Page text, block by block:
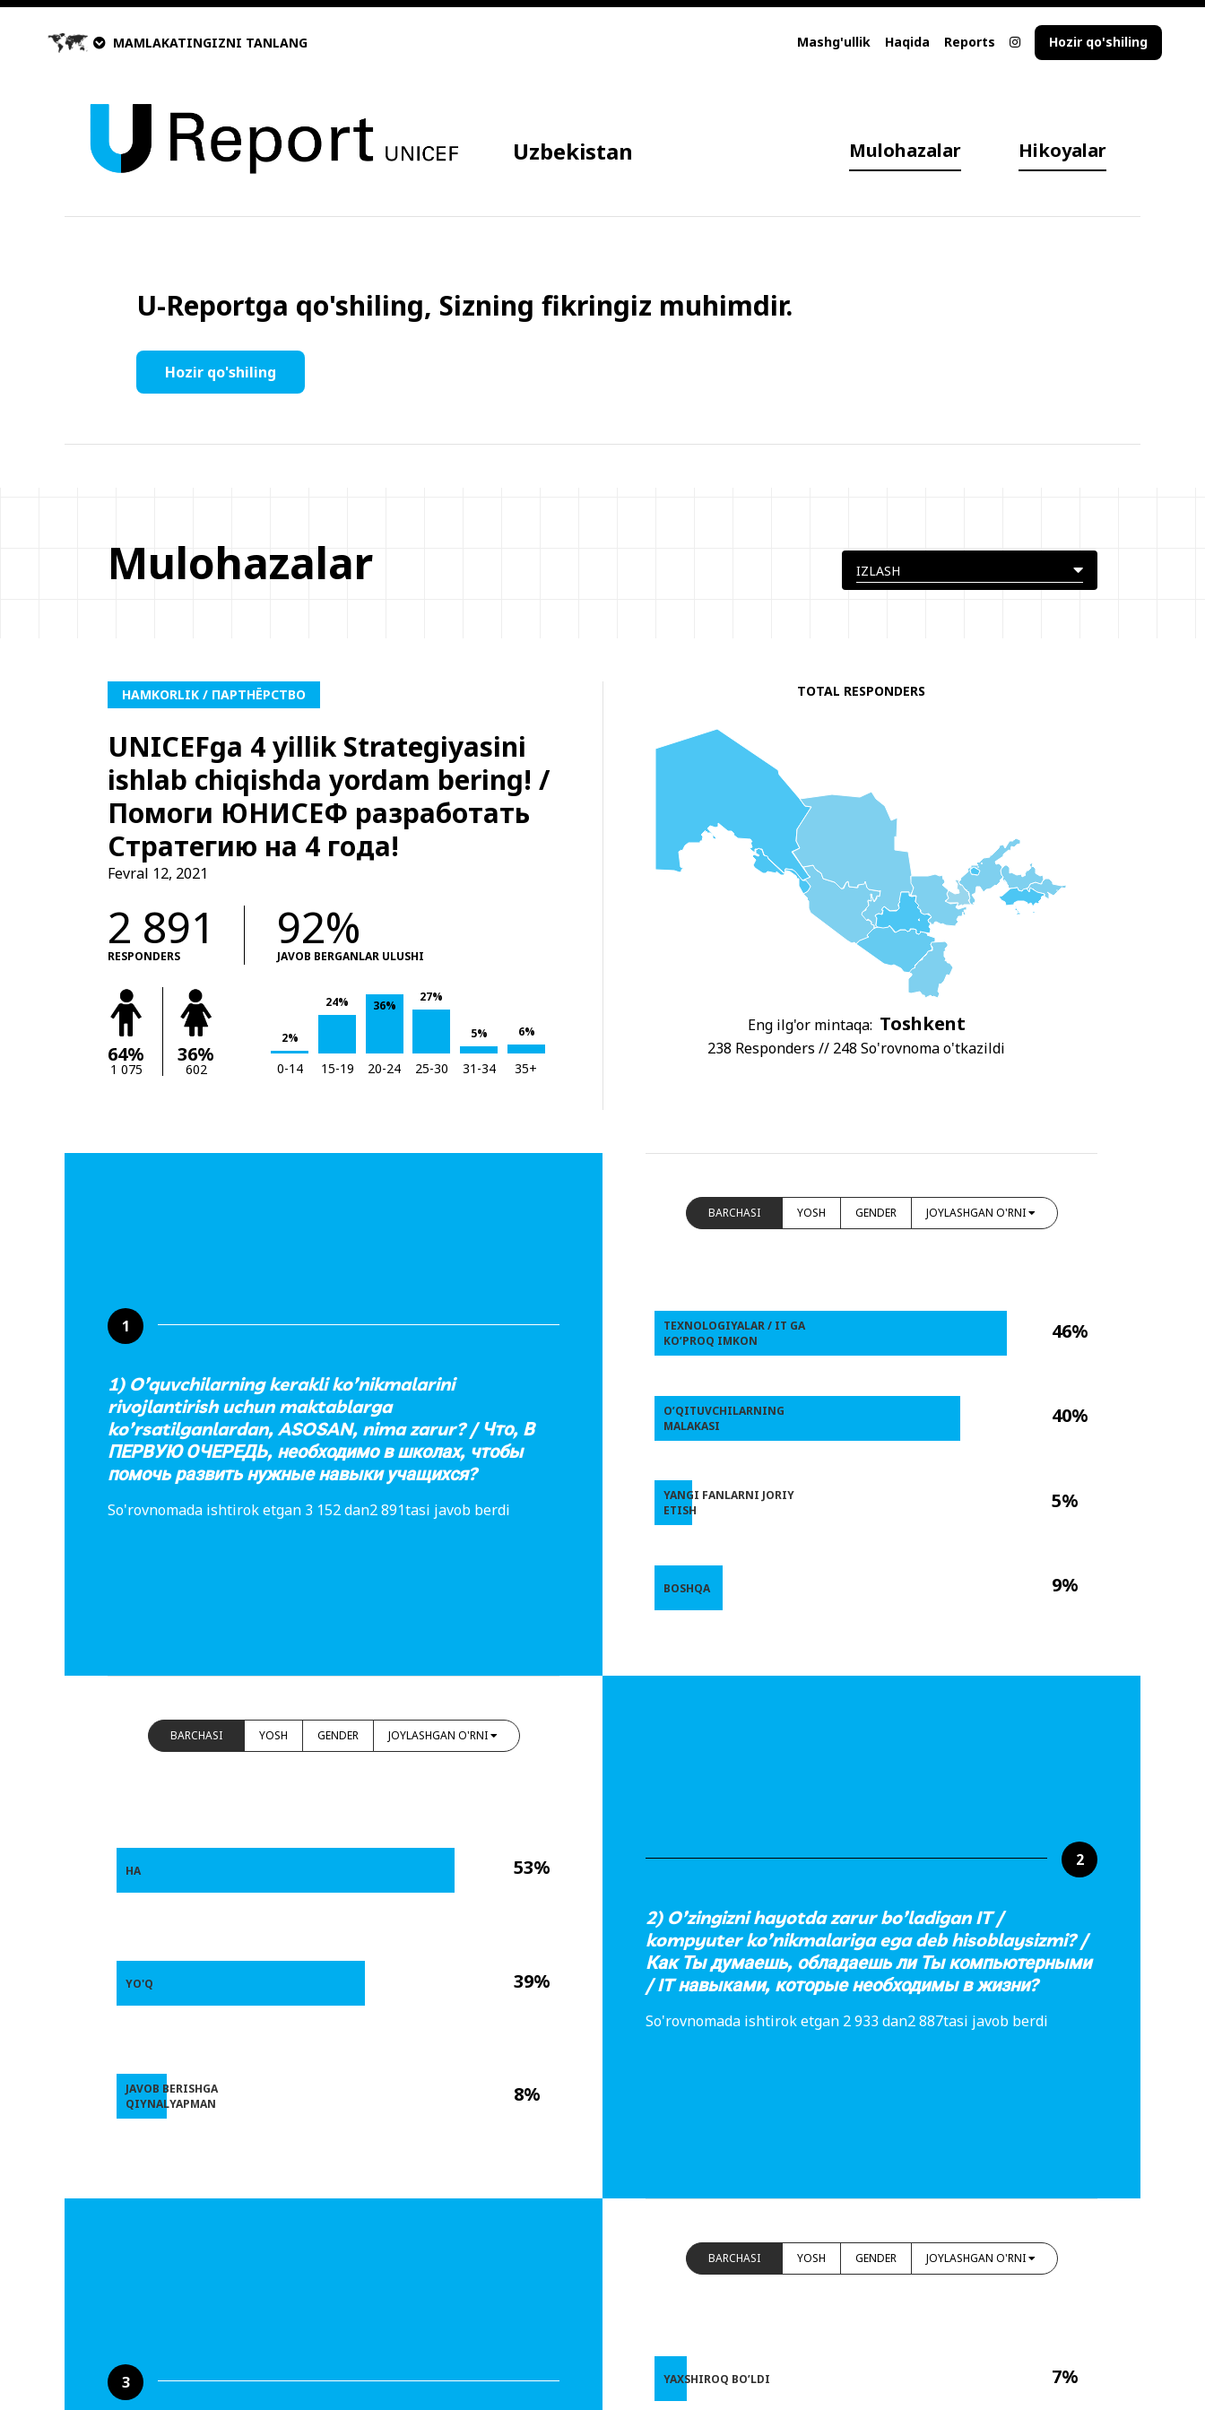
MAMLAKATINGIZNI TANLANG Mashg'ullik Haqida Reports Hozir qo'shiling
Uzbekistan Mulohazalar Hikoyalar
U-Reportga qo'shiling, Sizning fikringiz muhimdir.
Hozir qo'shiling
Mulohazalar
HAMKORLIK / ПАРТНЁРСТВО
UNICEFga 4 yillik Strategiyasini
ishlab chiqishda yordam bering! /
Помоги ЮНИСЕФ разработать
Стратегию на 4 года!
Fevral 12, 2021
2 891
RESPONDERS
92%
JAVOB BERGANLAR ULUSHI
64%
1 075
36%
602
2%
24% 36%
27%
5% 6%
0-14 15-19 20-24 25-30 31-34 35+
TOTAL RESPONDERS
Eng ilg'or mintaqa: Toshkent
238 Responders // 248 So'rovnoma o'tkazildi
1
1) O’quvchilarning kerakli ko’nikmalarini
rivojlantirish uchun maktablarga
ko’rsatilganlardan, ASOSAN, nima zarur? / Что, В
ПЕРВУЮ ОЧЕРЕДЬ, необходимо в школах, чтобы
помочь развить нужные навыки учащихся?
So'rovnomada ishtirok etgan 3 152 dan2 891tasi javob berdi
BARCHASI YOSH GENDER JOYLASHGAN O'RNI
46%
40%
5%
9%
TEXNOLOGIYALAR / IT GA
KO’PROQ IMKON
O’QITUVCHILARNING
MALAKASI
YANGI FANLARNI JORIY
ETISH
BOSHQA
2
2) O’zingizni hayotda zarur bo’ladigan IT /
kompyuter ko’nikmalariga ega deb hisoblaysizmi? /
Как Ты думаешь, обладаешь ли Ты компьютерными
/ IT навыками, которые необходимы в жизни?
So'rovnomada ishtirok etgan 2 933 dan2 887tasi javob berdi
BARCHASI YOSH GENDER JOYLASHGAN O'RNI
53%
39%
8%
HA
YO'Q
JAVOB BERISHGA
QIYNALYAPMAN
3
BARCHASI YOSH GENDER JOYLASHGAN O'RNI
7%
YAXSHIROQ BO’LDI